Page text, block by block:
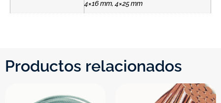
4×16 mm, 4×25 mm
Productos relacionados